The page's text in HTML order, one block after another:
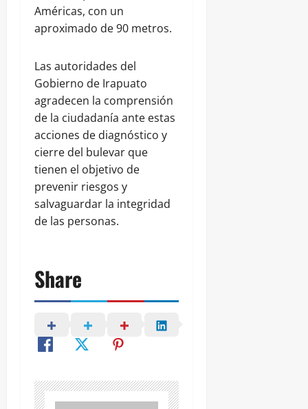
Américas, con un
aproximado de 90 metros.
Las autoridades del
Gobierno de Irapuato
agradecen la comprensión
de la ciudadanía ante estas
acciones de diagnóstico y
cierre del bulevar que
tienen el objetivo de
prevenir riesgos y
salvaguardar la integridad
de las personas.
Share